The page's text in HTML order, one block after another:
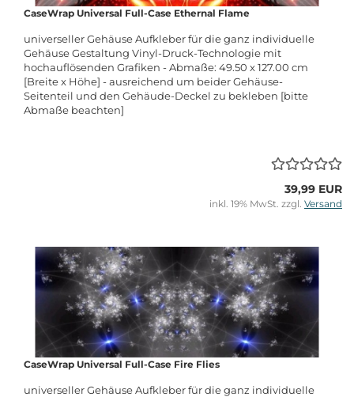
CaseWrap Universal Full-Case Ethernal Flame
universeller Gehäuse Aufkleber für die ganz individuelle
Gehäuse Gestaltung Vinyl-Druck-Technologie mit
hochauflösenden Grafiken - Abmaße: 49.50 x 127.00 cm
[Breite x Höhe] - ausreichend um beider Gehäuse-
Seitenteil und den Gehäude-Deckel zu bekleben [bitte
Abmaße beachten]
39,99 EUR
inkl. 19% MwSt. zzgl. Versand
CaseWrap Universal Full-Case Fire Flies
universeller Gehäuse Aufkleber für die ganz individuelle